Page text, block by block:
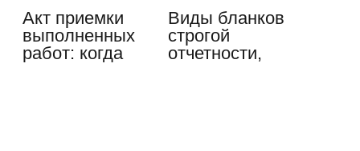
Акт приемки
выполненных
работ: когда
Виды бланков
строгой
отчетности,